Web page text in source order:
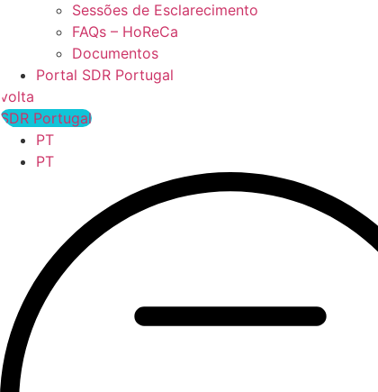
Sessões de Esclarecimento
FAQs – HoReCa
Documentos
Portal SDR Portugal
volta
SDR Portugal
PT
PT